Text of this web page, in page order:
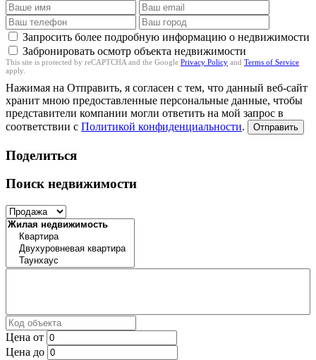
Запросить более подробную информацию о недвижимости
Забронировать осмотр объекта недвижимости
This site is protected by reCAPTCHA and the Google Privacy Policy and Terms of Service
apply.
Нажимая на Отправить, я согласен с тем, что данный веб-сайт
хранит мною предоставленные персональные данные, чтобы
представители компании могли ответить на мой запрос в
соответствии с Политикой конфиденциальности. Отправить
Поделиться
Поиск недвижимости
Цена от
Цена до